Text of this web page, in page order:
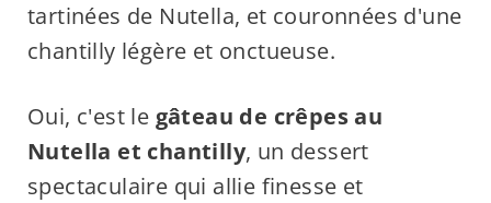
tartinées de Nutella, et couronnées d'une
chantilly légère et onctueuse.
Oui, c'est le gâteau de crêpes au
Nutella et chantilly, un dessert
spectaculaire qui allie finesse et